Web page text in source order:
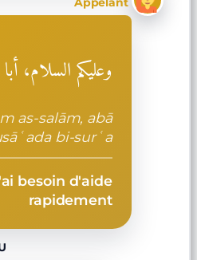
وعليكم السلام،
as-salām, abā
bi-surʿa
besoin d'aide
rapidement